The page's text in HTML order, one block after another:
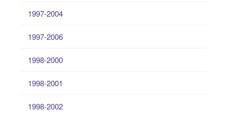
1997-2004
1997-2006
1998-2000
1998-2001
1998-2002